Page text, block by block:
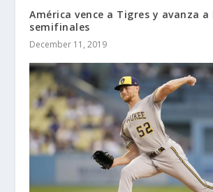
América vence a Tigres y avanza a
semifinales
December 11, 2019